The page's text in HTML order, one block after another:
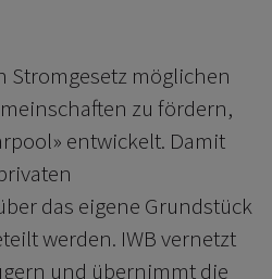
Stromgesetz möglichen
zu fördern,
entwickelt. Damit
das eigene Grundstück
werden. IWB vernetzt
und übernimmt die